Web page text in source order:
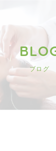
ブログ